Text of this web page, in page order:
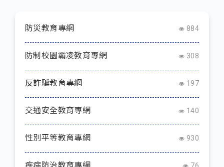
防災教育專網 884
防制校園霸凌教育專網 308
反詐騙教育專網 197
交通安全教育專網 140
性別平等教育專網 930
疾病防治教育專網